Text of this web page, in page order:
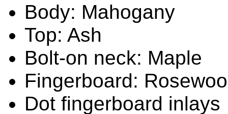
Body: Mahogany
Top: Ash
Bolt-on neck: Maple
Fingerboard:
Dot fingerboard inlays